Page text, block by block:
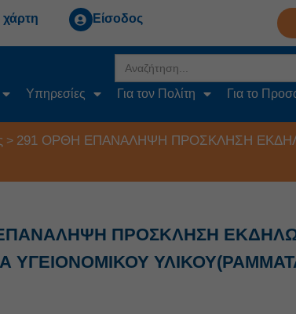
χάρτη Είσοδος
for:
Υπηρεσίες Για τον Πολίτη Για το
> 291 ΟΡΘΗ ΕΠΑΝΑΛΗΨΗ ΠΡΟΣΚΛΗΣΗ
ΠΡΟΣΚΛΗΣΗ
ΥΓΕΙΟΝΟΜΙΚΟΥ